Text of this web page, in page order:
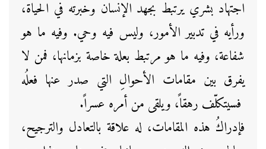
اجتهاد بشري يرتبط بجهد الإنسان وخبرته في الحياة،
ورأيه في تدبير الأمور، وليس فيه وحي. وفيه ما هو
شفاعة، وفيه ما هو مرتبط بعلة خاصة بزمانها، فمن لا
يفرق بين مقامات الأحوالِ التي صدر عنها فعلُه
فسيتكلّف رهقاً، ويلقى من أمره عسراً.
فإدراكُ هذه المقامات، له علاقة بالتعادل والترجيح،